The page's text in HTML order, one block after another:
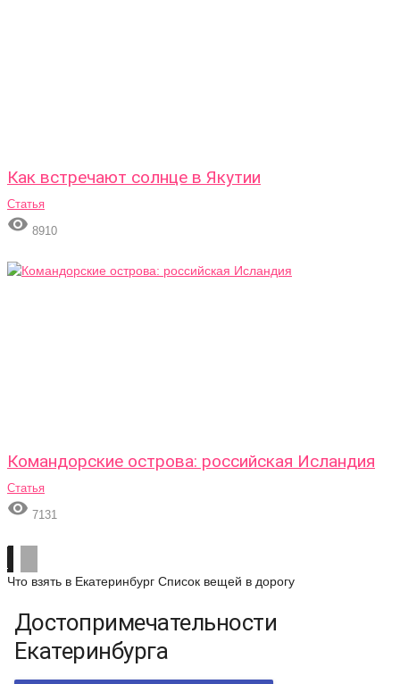
Как встречают солнце в Якутии
Статья
 8910
Командорские острова: российская Исландия
Статья
 7131
Что взять в Екатеринбург Список вещей в дорогу
Достопримечательности
Екатеринбурга